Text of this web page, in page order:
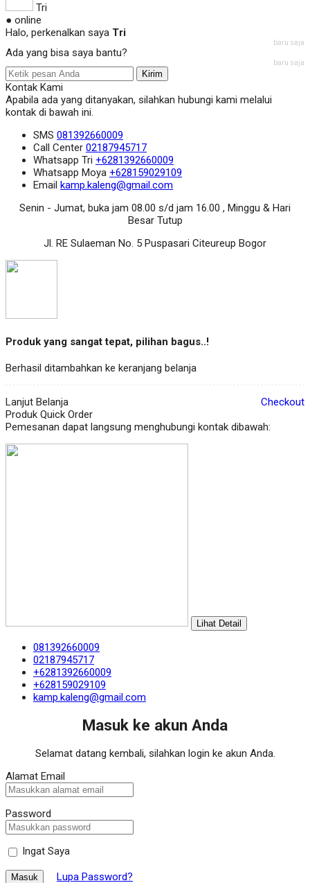
Tri
● online
Halo, perkenalkan saya Tri
baru saja
Ada yang bisa saya bantu?
baru saja
Kirim
Kontak Kami
Apabila ada yang ditanyakan, silahkan hubungi kami melalui
kontak di bawah ini.
SMS 081392660009
Call Center 02187945717
Whatsapp Tri +6281392660009
Whatsapp Moya +628159029109
Email kamp.kaleng@gmail.com
Senin - Jumat, buka jam 08.00 s/d jam 16.00 , Minggu & Hari
Besar Tutup
Jl. RE Sulaeman No. 5 Puspasari Citeureup Bogor
Produk yang sangat tepat, pilihan bagus..!
Berhasil ditambahkan ke keranjang belanja
Lanjut Belanja
Checkout
Produk Quick Order
Pemesanan dapat langsung menghubungi kontak dibawah:
Lihat Detail
081392660009
02187945717
+6281392660009
+628159029109
kamp.kaleng@gmail.com
Masuk ke akun Anda
Selamat datang kembali, silahkan login ke akun Anda.
Alamat Email
Password
Ingat Saya
Masuk Lupa Password?